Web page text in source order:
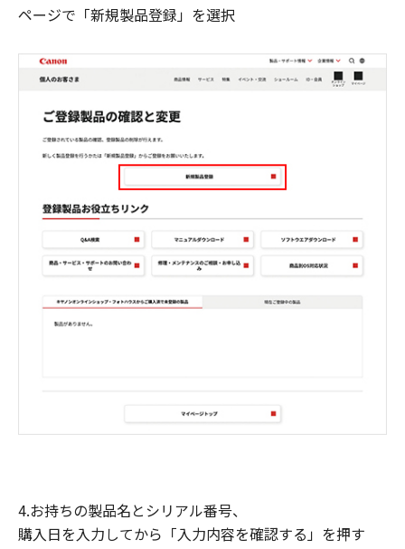
ページで「新規製品登録」を選択
4.お持ちの製品名とシリアル番号、
購入日を入力してから「入力内容を確認する」を押す